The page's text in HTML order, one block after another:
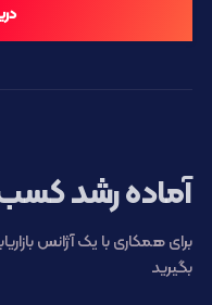
آماده رشد
برای همکاری با یک آژانس
بگیرید